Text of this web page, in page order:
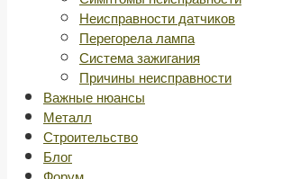
Неисправности датчиков
Перегорела лампа
Система зажигания
Причины неисправности
Важные нюансы
Металл
Строительство
Блог